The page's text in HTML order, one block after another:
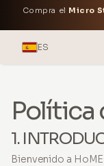
Compra el Micro
ES
Política
1.
Bienvenido a